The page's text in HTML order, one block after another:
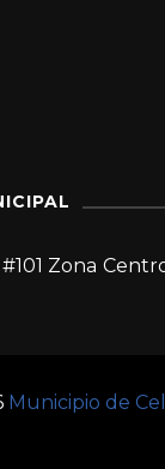
Zona
Municipio de